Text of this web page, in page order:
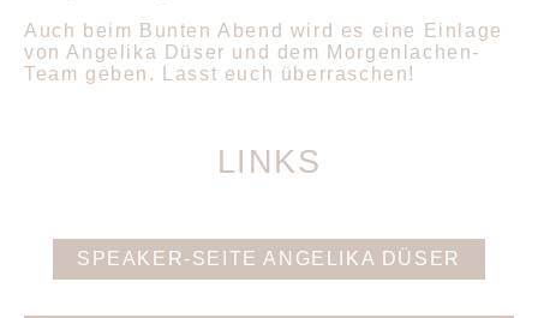
Auch beim Bunten Abend wird es eine Einlage
von Angelika Düser und dem Morgenlachen-
Team geben. Lasst euch überraschen!
LINKS
SPEAKER-SEITE ANGELIKA DÜSER